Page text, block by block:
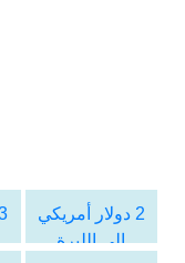
2 دولار أمريكي
الى الليرة